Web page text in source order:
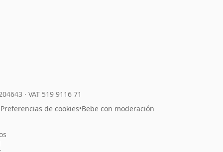
· VAT 519 9116 71
Preferencias de cookies•Bebe con moderación